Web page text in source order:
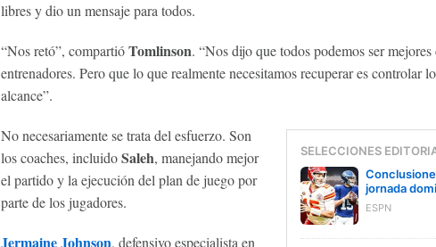
libres y dio un mensaje para todos.
“Nos retó”, compartióTomlinson. “Nos dijo que todos podemos ser
entrenadores. Pero que lo que realmente necesitamos recuperar es controlar
alcance”.
SELECCIONES
jornada
ESPN
No necesariamente se trata del esfuerzo. Son
los coaches, incluidoSaleh, manejando mejor
el partido y la ejecución del plan de juego por
parte de los jugadores.
Jermaine Johnson, defensivo especialista en